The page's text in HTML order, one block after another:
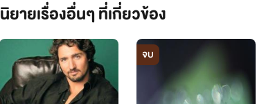
นิยายเรื่องอื่นๆ ที่เกี่ยวข้อง
จบ